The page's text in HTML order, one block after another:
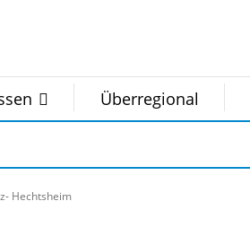
Überregional
Hechtsheim